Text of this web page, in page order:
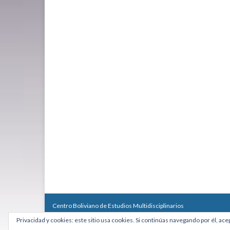
Centro Boliviano de Estudios Multidisciplinarios
Calle Macario Pinilla # 2588 esq. Av. Arce, Edificio Arcadia,
Teléfono: +591 2431818 - Celular: +591 73027636
Privacidad y cookies: este sitio usa cookies. Si continúas navegando por él,